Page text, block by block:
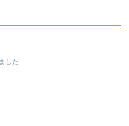
した